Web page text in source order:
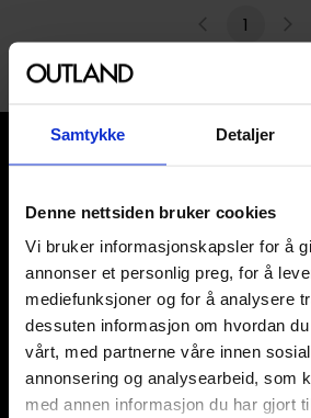
Samtykke Detaljer
Denne nettsiden bruker cookies
Vi bruker informasjonskapsler for å
annonser et personlig preg, for å
mediefunksjoner og for å analysere
dessuten informasjon om hvordan
vårt, med partnerne våre innen
annonsering og analysearbeid, som
med annen informasjon du har gjort
1
Våre kategorier
Brettspill
Bøker
Godteri, mat & drikke
Hobby & fritid
Klær